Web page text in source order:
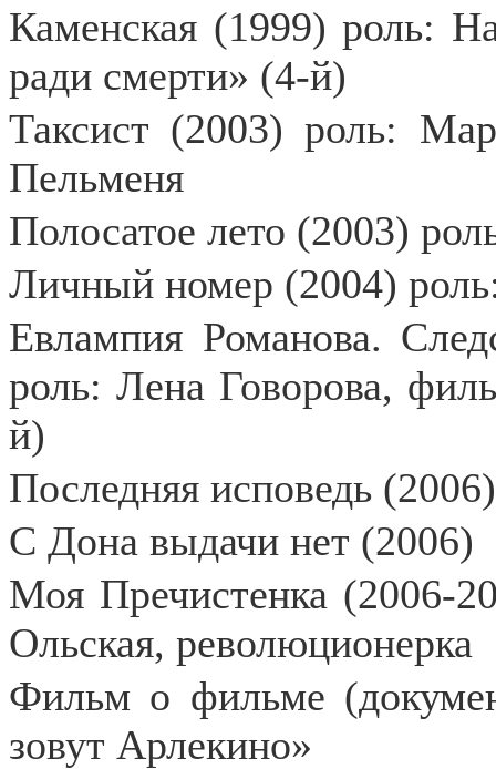
Каменская (1999) роль:
ради смерти» (4-й)
Таксист (2003) роль:
Пельменя
Полосатое лето (2003)
Личный номер (2004)
Евлампия Романова.
роль: Лена Говорова,
й)
Последняя исповедь (2006)
С Дона выдачи нет (2006)
Моя Пречистенка (2006-
Ольская, революционерка
Фильм о фильме
зовут Арлекино»